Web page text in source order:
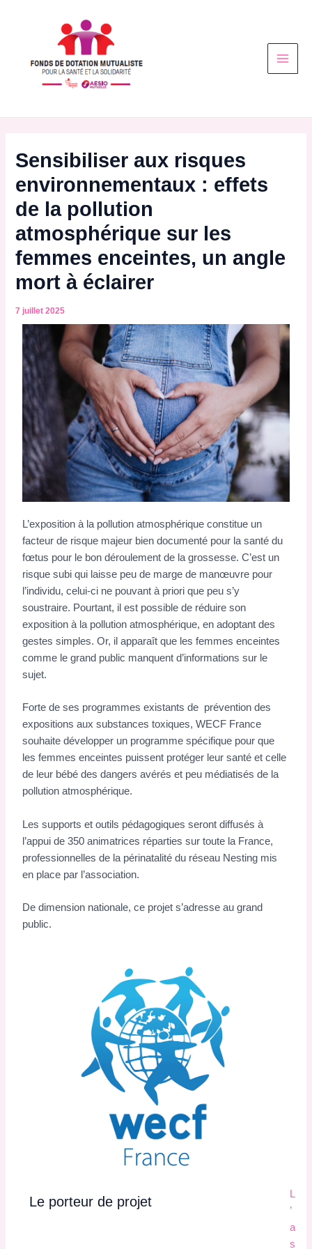
Sensibiliser aux risques
environnementaux : effets
de la pollution
atmosphérique sur les
femmes enceintes, un angle
mort à éclairer
7 juillet 2025
L’exposition à la pollution atmosphérique constitue un
facteur de risque majeur bien documenté pour la santé du
fœtus pour le bon déroulement de la grossesse. C’est un
risque subi qui laisse peu de marge de manœuvre pour
l’individu, celui-ci ne pouvant à priori que peu s’y
soustraire. Pourtant, il est possible de réduire son
exposition à la pollution atmosphérique, en adoptant des
gestes simples. Or, il apparaît que les femmes enceintes
comme le grand public manquent d’informations sur le
sujet.
Forte de ses programmes existants de prévention des
expositions aux substances toxiques, WECF France
souhaite développer un programme spécifique pour que
les femmes enceintes puissent protéger leur santé et celle
de leur bébé des dangers avérés et peu médiatisés de la
pollution atmosphérique.
Les supports et outils pédagogiques seront diffusés à
l’appui de 350 animatrices réparties sur toute la France,
professionnelles de la périnatalité du réseau Nesting mis
en place par l’association.
De dimension nationale, ce projet s’adresse au grand
public.
Le porteur de projet
’
a
s